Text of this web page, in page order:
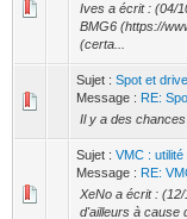
Ives a écrit : (04/
BMG6 (https://
(certa...
Sujet : Spot et
Message : RE:
Il y a des
Sujet : VMC :
Message : RE:
XeNo a écrit :
d'ailleurs à cause